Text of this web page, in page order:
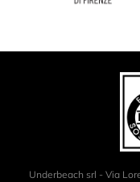
Underbeach srl - Via